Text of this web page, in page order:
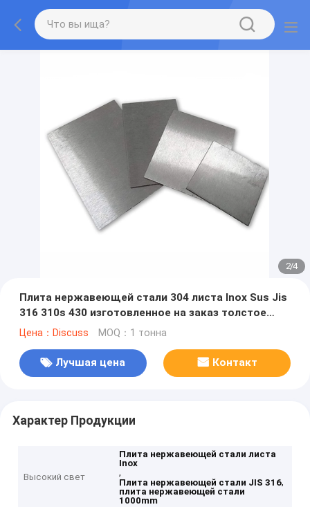
2/4
Плита нержавеющей стали 304 листа Inox Sus Jis
316 310s 430 изготовленное на заказ толстое
1000mm
Цена：Discuss MOQ：1 тонна
Лучшая цена Контакт
Характер Продукции
Высокий свет
Плита нержавеющей стали листа
Inox
,
Плита нержавеющей стали JIS 316,
плита нержавеющей стали
1000mm